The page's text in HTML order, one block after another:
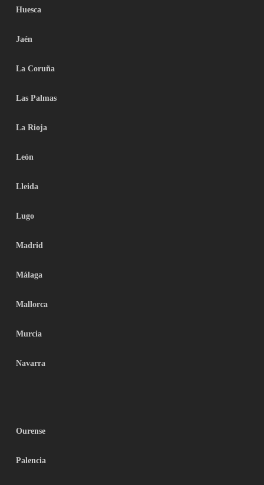
Huesca
Jaén
La Coruña
Las Palmas
La Rioja
León
Lleida
Lugo
Madrid
Málaga
Mallorca
Murcia
Navarra
Ourense
Palencia